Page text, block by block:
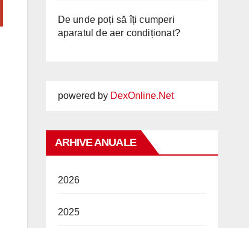
De unde poți să îți cumperi
aparatul de aer condiționat?
powered by DexOnline.Net
ARHIVE ANUALE
2026
2025